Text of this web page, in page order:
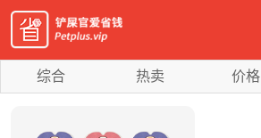
综合 热卖 价格